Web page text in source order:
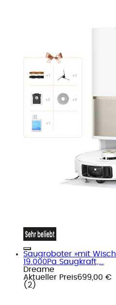
Saugroboter »mit
19.000Pa Saugkraft,...
Dreame
Aktueller Preis699,00 €
( 2 )